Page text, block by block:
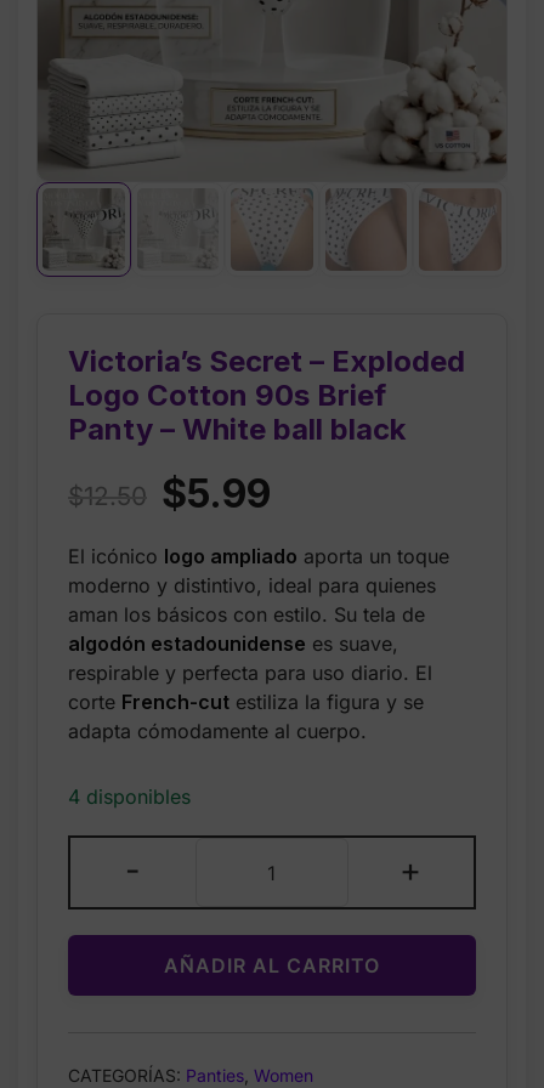
Victoria’s Secret – Exploded
Logo Cotton 90s Brief
Panty – White ball black
$12.50 Original
was:
$12.50.
$5.99
is:
$5.99.
El icónico logo ampliado aporta un toque
moderno y distintivo, ideal para quienes
aman los básicos con estilo. Su tela de
algodón estadounidense es suave,
respirable y perfecta para uso diario. El
corte French-cut estiliza la figura y se
adapta cómodamente al cuerpo.
4 disponibles
-
Secret
–
Exploded
Logo
Cotton
+
AÑADIR AL CARRITO
CATEGORÍAS: Panties Women